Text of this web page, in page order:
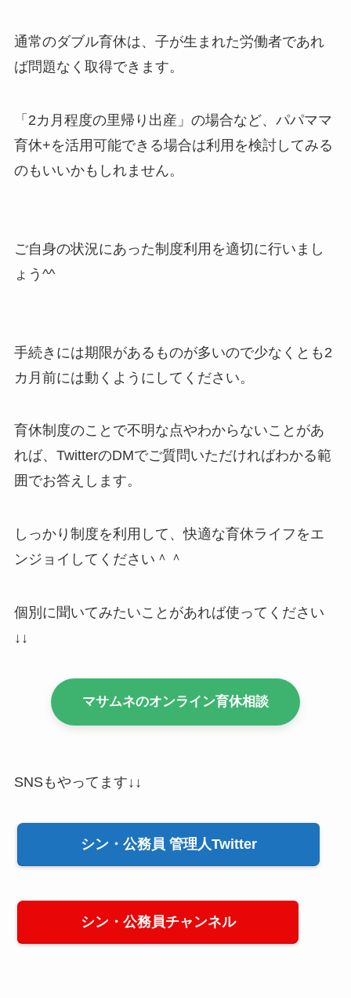
通常のダブル育休は、子が生まれた労働者であれ
ば問題なく取得できます。
「2カ月程度の里帰り出産」の場合など、パパママ
育休+を活用可能できる場合は利用を検討してみる
のもいいかもしれません。
ご自身の状況にあった制度利用を適切に行いまし
ょう^^
手続きには期限があるものが多いので少なくとも2
カ月前には動くようにしてください。
育休制度のことで不明な点やわからないことがあ
れば、TwitterのDMでご質問いただければわかる範
囲でお答えします。
しっかり制度を利用して、快適な育休ライフをエ
ンジョイしてください＾＾
個別に聞いてみたいことがあれば使ってください
↓↓
マサムネのオンライン育休相談
SNSもやってます↓↓
シン・公務員 管理人Twitter
シン・公務員チャンネル